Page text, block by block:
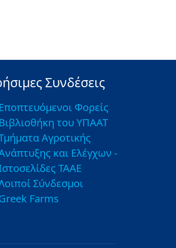
Συνδέσεις
Εποπτευόμενοι Φορείς
Βιβλιοθήκη του ΥΠΑΑΤ
Αγροτικής
και Ελέγχων -
ΤΑΑΕ
Σύνδεσμοι
Farms